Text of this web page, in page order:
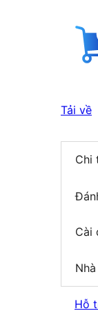
Tải về
Chi
Cài
Hỗ